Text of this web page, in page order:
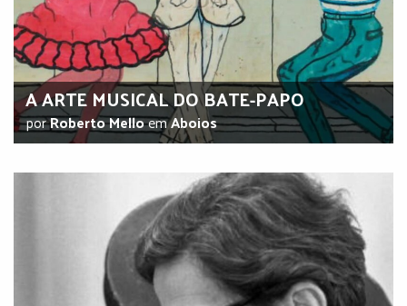
A ARTE MUSICAL DO BATE-PAPO
porRoberto MelloemAboios